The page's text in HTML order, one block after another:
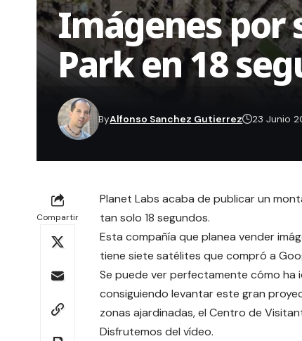
Imágenes por
Park en 18
ByAlfonso Sanchez Gutierrez 23 Junio
Compartir
Planet Labs acaba de publicar un
tan solo 18 segundos.
Esta compañía que planea vender
tiene siete satélites que compró a
Se puede ver perfectamente cómo
consiguiendo levantar este gran
zonas ajardinadas, el Centro de
Disfrutemos del vídeo.